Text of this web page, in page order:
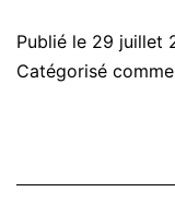
Publié le 29 juillet
Catégorisé comme